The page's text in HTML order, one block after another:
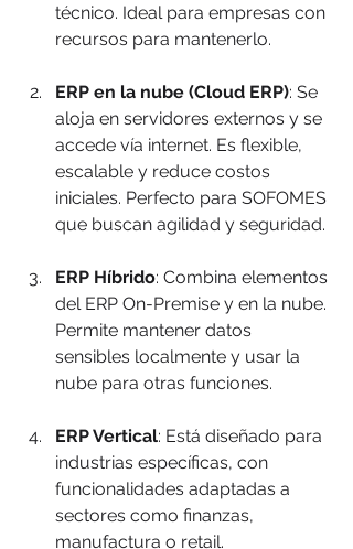
técnico. Ideal para empresas con
recursos para mantenerlo.
ERP en la nube (Cloud ERP): Se
aloja en servidores externos y se
accede vía internet. Es flexible,
escalable y reduce costos
iniciales. Perfecto para SOFOMES
que buscan agilidad y seguridad.
ERP Híbrido: Combina elementos
del ERP On-Premise y en la nube.
Permite mantener datos
sensibles localmente y usar la
nube para otras funciones.
ERP Vertical: Está diseñado para
industrias específicas, con
funcionalidades adaptadas a
sectores como finanzas,
manufactura o retail.